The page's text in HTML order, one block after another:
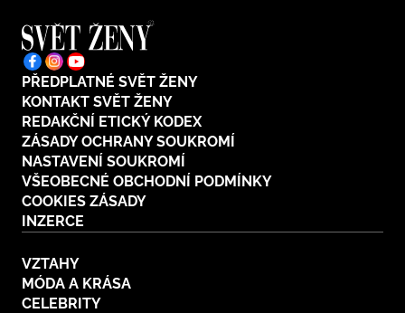
PŘEDPLATNÉ SVĚT ŽENY
KONTAKT SVĚT ŽENY
REDAKČNÍ ETICKÝ KODEX
ZÁSADY OCHRANY SOUKROMÍ
NASTAVENÍ SOUKROMÍ
VŠEOBECNÉ OBCHODNÍ PODMÍNKY
COOKIES ZÁSADY
INZERCE
VZTAHY
MÓDA A KRÁSA
CELEBRITY